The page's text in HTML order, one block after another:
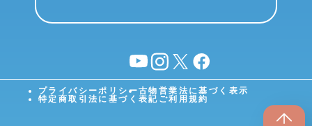
YouTubeinstagram
X facebook
プライバシーポリシー古物営業法に基づく表示
特定商取引法に基づく表記 ご利用規約